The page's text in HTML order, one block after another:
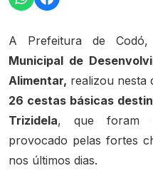
A Prefeitura de
Municipal de
Alimentar, realizou nesta
26 cestas básicas
Trizidela, que foram
provocado pelas fortes
nos últimos dias.